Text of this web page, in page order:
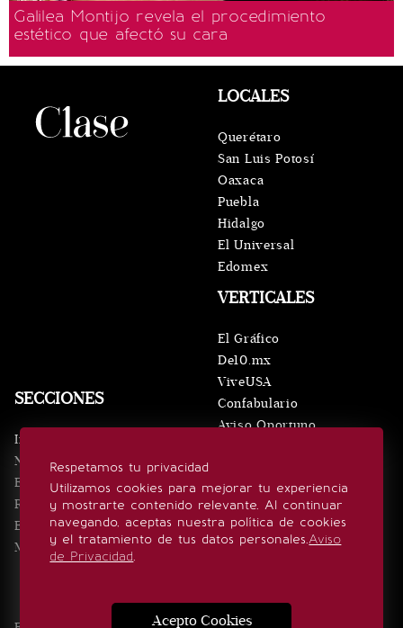
Galilea Montijo revela el procedimiento
estético que afectó su cara
Respetamos tu privacidad
Utilizamos cookies para mejorar tu experiencia
y mostrarte contenido relevante. Al continuar
navegando, aceptas nuestra política de cookies
y el tratamiento de tus datos personales.Aviso
de Privacidad.
Acepto Cookies
SECCIONES
Inicio
Noticias
Eventos
Realeza
Estilo de vida
Minuto x Minuto
VERTICALES
El Gráfico
De10.mx
ViveUSA
Confabulario
Aviso Oportuno
LOCALES
Querétaro
San Luis Potosí
Oaxaca
Puebla
Hidalgo
El Universal
Edomex
SÍGUENOS